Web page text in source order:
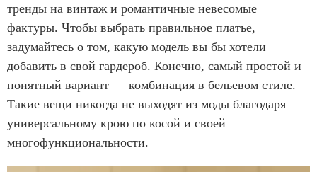
тренды на винтаж и романтичные невесомые
фактуры. Чтобы выбрать правильное платье,
задумайтесь о том, какую модель вы бы хотели
добавить в свой гардероб. Конечно, самый простой и
понятный вариант — комбинация в бельевом стиле.
Такие вещи никогда не выходят из моды благодаря
универсальному крою по косой и своей
многофункциональности.